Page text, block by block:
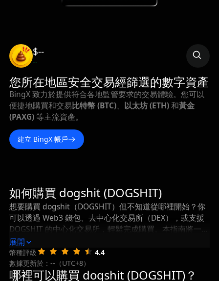
$--
--
您所在地區安全交易經篩選的數字資產
BingX 致力於提供符合各地監管要求的交易體驗。您可以
便捷地購買和交易比特幣 (BTC)、 以太坊 (ETH)和黃金
(PAXG) 等主流資產。
建立 BingX 帳戶
如何購買 dogshit (DOGSHIT)
想要購買 dogshit（DOGSHIT）但不知道從哪裡開始？你
可以透過 Web3 錢包、去中心化交易所（DEX），或支援
DOGSHIT 的中心化交易所，輕鬆完成購買。本指南將一步
步帶你瞭解如何購買 dogshit，以及在購買後如何安全地
儲存和管理你的 DOGSHIT。
展開
幣種評級
4.4
數據更新於：--（UTC+8）
哪裡可以購買 dogshit (DOGSHIT)？